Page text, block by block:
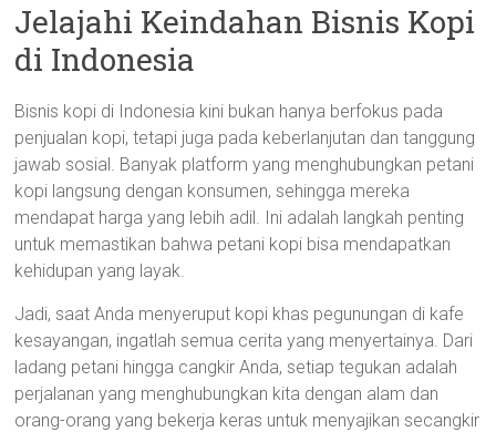
Jelajahi Keindahan Bisnis Kopi
di Indonesia
Bisnis kopi di Indonesia kini bukan hanya berfokus pada
penjualan kopi, tetapi juga pada keberlanjutan dan tanggung
jawab sosial. Banyak platform yang menghubungkan petani
kopi langsung dengan konsumen, sehingga mereka
mendapat harga yang lebih adil. Ini adalah langkah penting
untuk memastikan bahwa petani kopi bisa mendapatkan
kehidupan yang layak.
Jadi, saat Anda menyeruput kopi khas pegunungan di kafe
kesayangan, ingatlah semua cerita yang menyertainya. Dari
ladang petani hingga cangkir Anda, setiap tegukan adalah
perjalanan yang menghubungkan kita dengan alam dan
orang-orang yang bekerja keras untuk menyajikan secangkir